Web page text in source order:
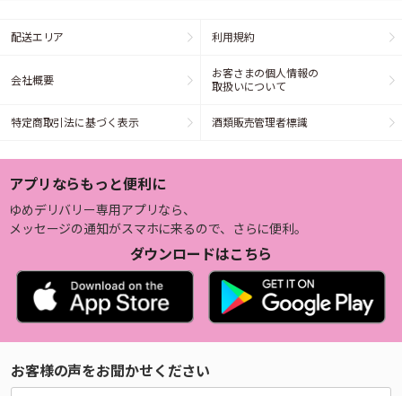
配送エリア 利用規約
会社概要
お客さまの個人情報の
取扱いについて
特定商取引法に基づく表示 酒類販売管理者標識
アプリならもっと便利に
ゆめデリバリー専用アプリなら、
メッセージの通知がスマホに来るので、さらに便利。
ダウンロードはこちら
お客様の声をお聞かせください